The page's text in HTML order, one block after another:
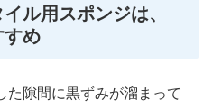
ル用スポンジは、
すめ
た隙間に黒ずみが溜まって